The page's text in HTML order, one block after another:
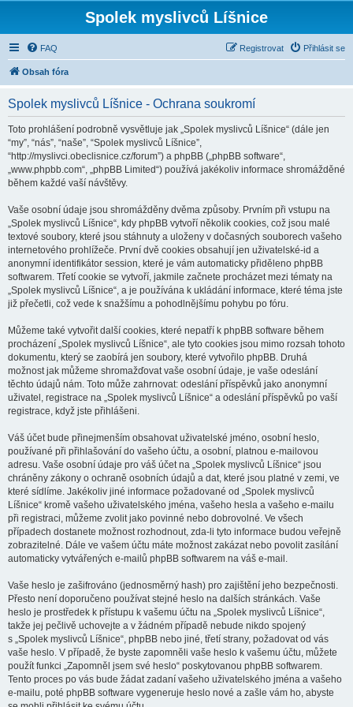
Spolek myslivců Líšnice
FAQ Přihlásit se
Registrovat
Obsah fóra
Spolek myslivců Líšnice - Ochrana soukromí
Toto prohlášení podrobně vysvětluje jak „Spolek myslivců Líšnice“ (dále jen
“my”, “nás”, “naše”, “Spolek myslivců Líšnice”,
“http://myslivci.obeclisnice.cz/forum”) a phpBB („phpBB software“,
„www.phpbb.com“, „phpBB Limited“) používá jakékoliv informace shromážděné
během každé vaší návštěvy.
Vaše osobní údaje jsou shromážděny dvěma způsoby. Prvním při vstupu na
„Spolek myslivců Líšnice“, kdy phpBB vytvoří několik cookies, což jsou malé
textové soubory, které jsou stáhnuty a uloženy v dočasných souborech vašeho
internetového prohlížeče. První dvě cookies obsahují jen uživatelské-id a
anonymní identifikátor session, které je vám automaticky přiděleno phpBB
softwarem. Třetí cookie se vytvoří, jakmile začnete procházet mezi tématy na
„Spolek myslivců Líšnice“, a je používána k ukládání informace, které téma jste
již přečetli, což vede k snažšímu a pohodlnějšímu pohybu po fóru.
Můžeme také vytvořit další cookies, které nepatří k phpBB software během
procházení „Spolek myslivců Líšnice“, ale tyto cookies jsou mimo rozsah tohoto
dokumentu, který se zaobírá jen soubory, které vytvořilo phpBB. Druhá
možnost jak můžeme shromažďovat vaše osobní údaje, je vaše odeslání
těchto údajů nám. Toto může zahrnovat: odeslání příspěvků jako anonymní
uživatel, registrace na „Spolek myslivců Líšnice“ a odeslání příspěvků po vaší
registrace, když jste přihlášeni.
Váš účet bude přinejmenším obsahovat uživatelské jméno, osobní heslo,
používané při přihlašování do vašeho účtu, a osobní, platnou e-mailovou
adresu. Vaše osobní údaje pro váš účet na „Spolek myslivců Líšnice“ jsou
chráněny zákony o ochraně osobních údajů a dat, které jsou platné v zemi, ve
které sídlíme. Jakékoliv jiné informace požadované od „Spolek myslivců
Líšnice“ kromě vašeho uživatelského jména, vašeho hesla a vašeho e-mailu
při registraci, můžeme zvolit jako povinné nebo dobrovolné. Ve všech
případech dostanete možnost rozhodnout, zda-li tyto informace budou veřejně
zobrazitelné. Dále ve vašem účtu máte možnost zakázat nebo povolit zasílání
automaticky vytvářených e-mailů phpBB softwarem na váš e-mail.
Vaše heslo je zašifrováno (jednosměrný hash) pro zajištění jeho bezpečnosti.
Přesto není doporučeno používat stejné heslo na dalších stránkách. Vaše
heslo je prostředek k přístupu k vašemu účtu na „Spolek myslivců Líšnice“,
takže jej pečlivě uchovejte a v žádném případě nebude nikdo spojený
s „Spolek myslivců Líšnice“, phpBB nebo jiné, třetí strany, požadovat od vás
vaše heslo. V případě, že byste zapomněli vaše heslo k vašemu účtu, můžete
použít funkci „Zapomněl jsem své heslo“ poskytovanou phpBB softwarem.
Tento proces po vás bude žádat zadaní vašeho uživatelského jména a vašeho
e-mailu, poté phpBB software vygeneruje heslo nové a zašle vám ho, abyste